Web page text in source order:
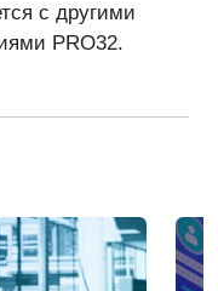
с другими
PRO32.